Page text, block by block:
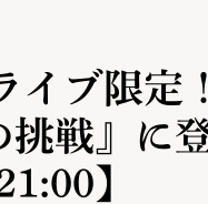
イブ限定
戦』に
】